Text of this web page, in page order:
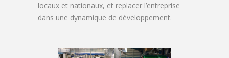
locaux et nationaux, et replacer l’entreprise
dans une dynamique de développement.